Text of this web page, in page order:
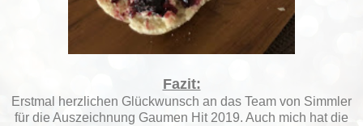
Fazit:
Erstmal herzlichen Glückwunsch an das Team von Simmler
für die Auszeichnung Gaumen Hit 2019. Auch mich hat die